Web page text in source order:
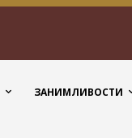
ЗАНИМЛИВОСТИ